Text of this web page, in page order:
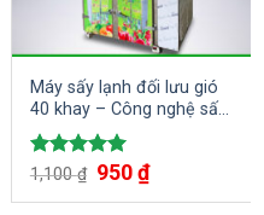
Máy sấy lạnh đối lưu gió
40 khay – Công nghệ sấy
đối lưu hiện đại, tiết kiệm
điện năng, nhân công
Được xếp
1,100₫ Giá
gốc
là:
950₫Giá
hiện
tại